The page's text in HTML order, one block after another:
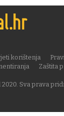
Sva prava
korištenja
Zaštita